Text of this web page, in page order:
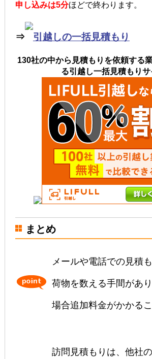
申し込みは5分ほどで終わります。
⇒ 引越しの一括見積もり
130社の中から見積もりを依頼する
る引越し一括見積もりサ
まとめ
メールや電話での見積
荷物を数える手間があ
場合追加料金がかかるこ
訪問見積もりは、他社